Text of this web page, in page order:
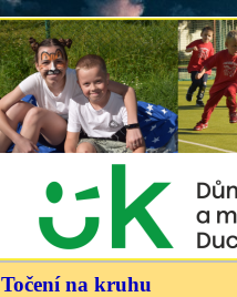
Točení na kruhu